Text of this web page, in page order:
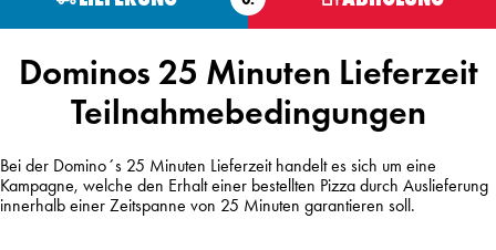
Dominos 25 Minuten Lieferzeit
Teilnahmebedingungen
Bei der Domino´s 25 Minuten Lieferzeit handelt es sich um eine
Kampagne, welche den Erhalt einer bestellten Pizza durch Auslieferung
innerhalb einer Zeitspanne von 25 Minuten garantieren soll.